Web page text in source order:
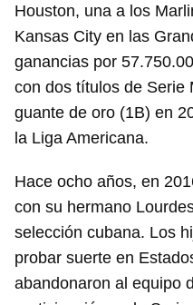
Houston, una a los
Kansas City en las
ganancias por
con dos títulos de Serie
guante de oro (1B) en
la Liga Americana.
Hace ocho años, en
con su hermano
selección cubana. Los
probar suerte en
abandonaron al equipo